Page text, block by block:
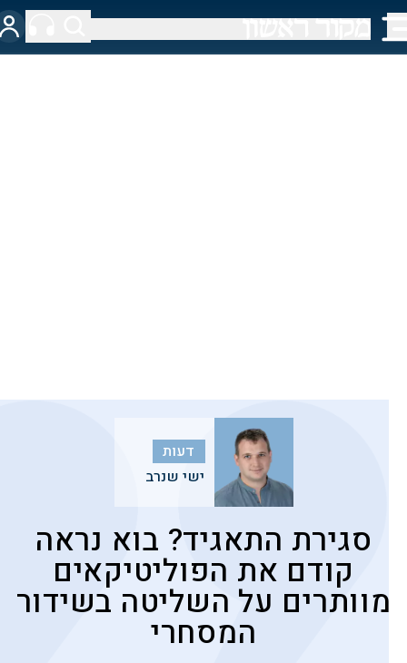
דעות
ישי שנרב
סגירת התאגיד? בוא נראה
קודם את הפוליטיקאים
מוותרים על השליטה בשידור
המסחרי